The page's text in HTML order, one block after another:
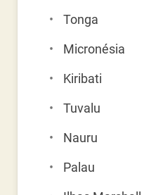
Tonga
Micronésia
Kiribati
Tuvalu
Nauru
Palau